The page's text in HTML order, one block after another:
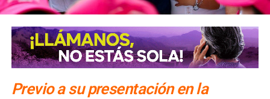
También te puede interesar:Dieron 50 años de cárcel al
violador de una mujer y su hija en Xilitla
GOBIERNO SLP
Previo a su presentación en la